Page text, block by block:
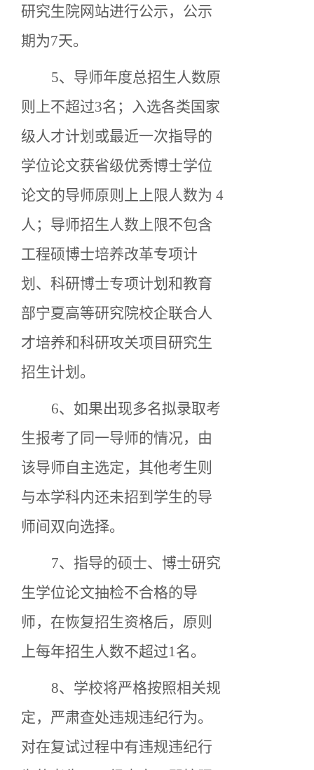
研究生院网站进行公示，公示
期为7天。
5、导师年度总招生人数原
则上不超过3名；入选各类国家
级人才计划或最近一次指导的
学位论文获省级优秀博士学位
论文的导师原则上上限人数为 4
人；导师招生人数上限不包含
工程硕博士培养改革专项计
划、科研博士专项计划和教育
部宁夏高等研究院校企联合人
才培养和科研攻关项目研究生
招生计划。
6、如果出现多名拟录取考
生报考了同一导师的情况，由
该导师自主选定，其他考生则
与本学科内还未招到学生的导
师间双向选择。
7、指导的硕士、博士研究
生学位论文抽检不合格的导
师，在恢复招生资格后，原则
上每年招生人数不超过1名。
8、学校将严格按照相关规
定，严肃查处违规违纪行为。
对在复试过程中有违规违纪行